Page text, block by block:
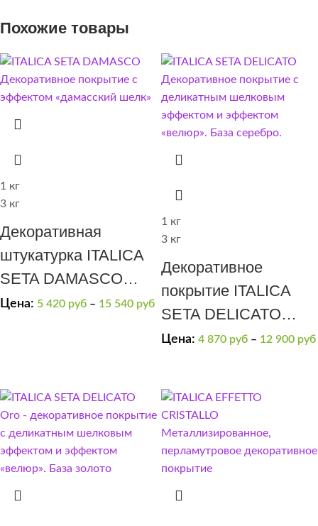
Похожие товары
1 кг
3 кг
Декоративная
штукатурка ITALICA
SETA DAMASCO
классический шелк
Цена: 5 420 руб – 15 540 руб
1 кг
3 кг
Декоративное
покрытие ITALICA
SETA DELICATO
матовый шелк
Цена: 4 870 руб – 12 900 руб